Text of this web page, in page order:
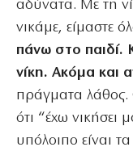
αδύνατα. Με τη
νικάμε, είμαστε
πάνω στο παιδί.
νίκη. Ακόμα και
πράγματα
ότι “έχω
υπόλοιπο είναι